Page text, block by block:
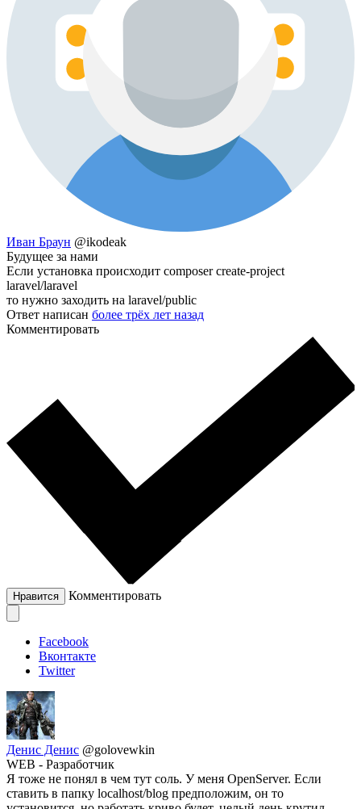
Иван Браун @ikodeak
Будущее за нами
Если установка происходит composer create-project
laravel/laravel
то нужно заходить на laravel/public
Ответ написан более трёх лет назад
Комментировать
Нравится Комментировать
Facebook
Вконтакте
Twitter
Денис Денис @golovewkin
WEB - Разработчик
Я тоже не понял в чем тут соль. У меня OpenServer. Если
ставить в папку localhost/blog предположим, он то